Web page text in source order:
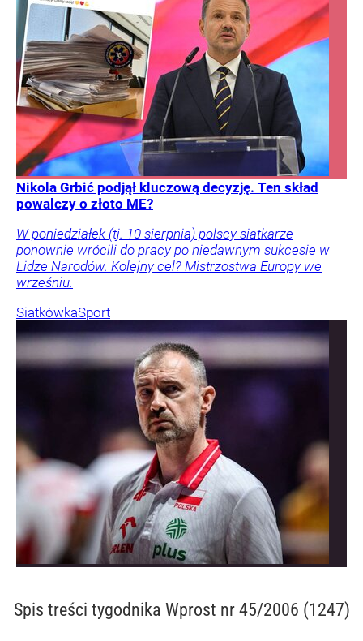
Nikola Grbić podjął kluczową decyzję. Ten skład
powalczy o złoto ME?
W poniedziałek (tj. 10 sierpnia) polscy siatkarze
ponownie wrócili do pracy po niedawnym sukcesie w
Lidze Narodów. Kolejny cel? Mistrzostwa Europy we
wrześniu.
SiatkówkaSport
Spis treści tygodnika Wprost nr 45/2006 (1247)